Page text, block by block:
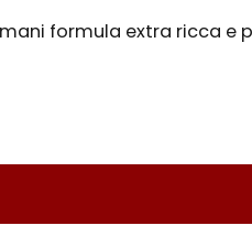
formula extra ricca e